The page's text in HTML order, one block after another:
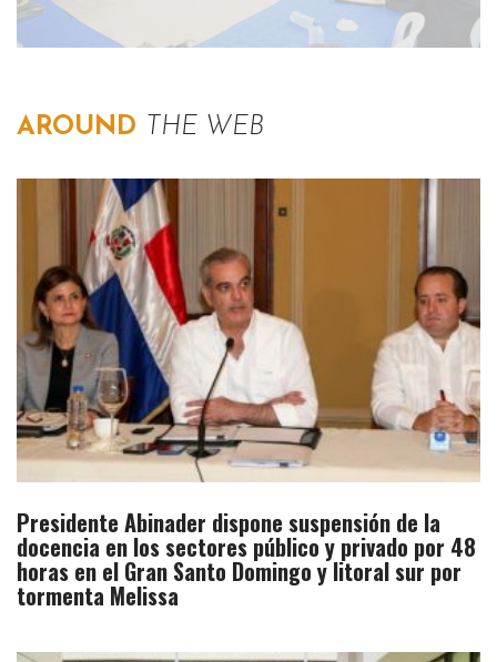
AROUND THE WEB
Presidente Abinader dispone suspensión de la
docencia en los sectores público y privado por 48
horas en el Gran Santo Domingo y litoral sur por
tormenta Melissa